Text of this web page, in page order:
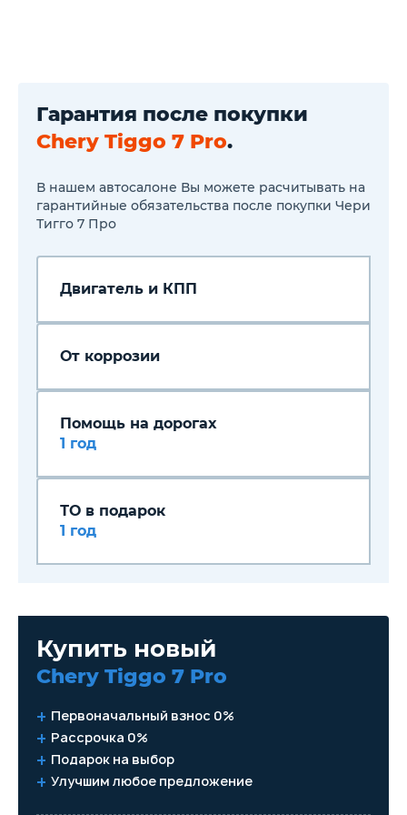
связью с мобильным
телефоном
2 USB-разьема спереди
Гарантия после покупки
Chery Tiggo 7 Pro.
В нашем автосалоне Вы можете расчитывать на
гарантийные обязательства после покупки Чери
Тигго 7 Про
Двигатель и КПП
От коррозии
Помощь на дорогах
1 год
ТО в подарок
1 год
Купить новый
Chery Tiggo 7 Pro
Первоначальный взнос 0%
Рассрочка 0%
Подарок на выбор
Улучшим любое предложение